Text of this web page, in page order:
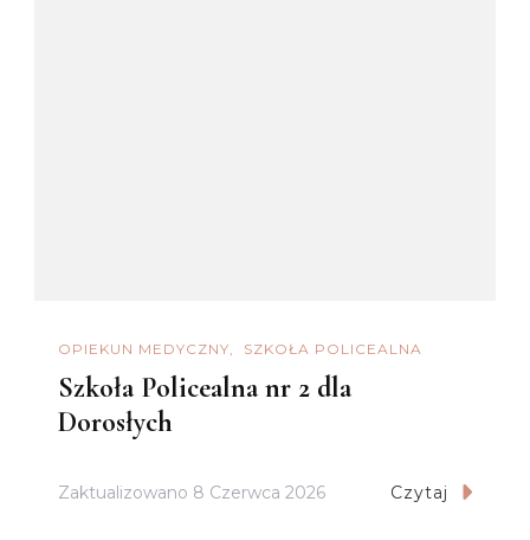
OPIEKUN MEDYCZNY SZKOŁA POLICEALNA
Szkoła Policealna nr 2 dla
Dorosłych
Zaktualizowano 8 Czerwca 2026 Czytaj